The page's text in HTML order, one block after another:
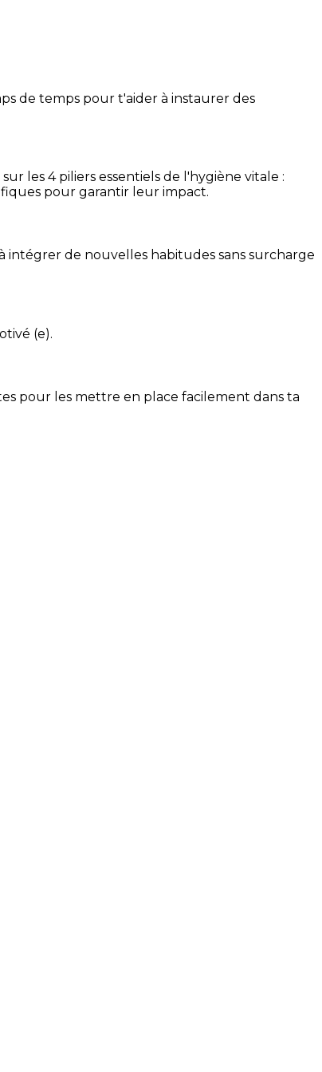
de temps pour t'aider à instaurer des
les 4 piliers essentiels de l'hygiène vitale :
pour garantir leur impact.
intégrer de nouvelles habitudes sans surcharge
(e).
pour les mettre en place facilement dans ta